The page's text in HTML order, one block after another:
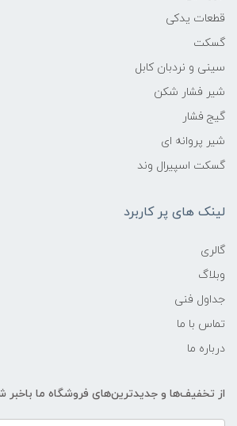
قطعات یدکی
گسکت
سینی و نردبان کابل
شیر فشار شکن
گیج فشار
شیر پروانه ای
گسکت اسپیرال وند
لینک های پر کاربرد
گالری
وبلاگ
جداول فنی
تماس با ما
درباره ما
از تخفیف‌ها و جدیدترین‌های فروشگاه ما باخبر